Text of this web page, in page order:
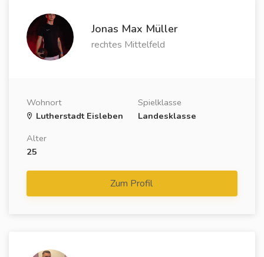
Jonas Max Müller
rechtes Mittelfeld
Wohnort
Lutherstadt Eisleben
Spielklasse
Landesklasse
Alter
25
Zum Profil